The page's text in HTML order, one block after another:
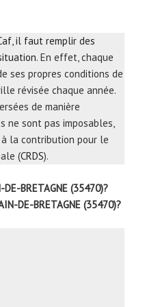
il faut remplir des
. En effet, chaque
ses propres conditions de
révisée chaque année.
de manière
ne sont pas imposables,
la contribution pour le
(CRDS).
DE-BRETAGNE (35470)?
DE-BRETAGNE (35470)?